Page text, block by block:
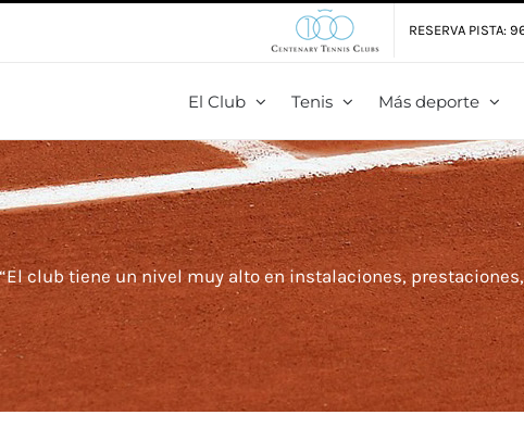
RESERVA PISTA:
El Club Tenis Más deporte
club tiene un nivel muy alto en instalaciones,